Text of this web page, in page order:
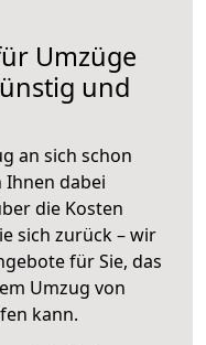
Umzüge
und
an sich schon
dabei
die Kosten
sich zurück – wir
für Sie, das
Umzug von
kann.